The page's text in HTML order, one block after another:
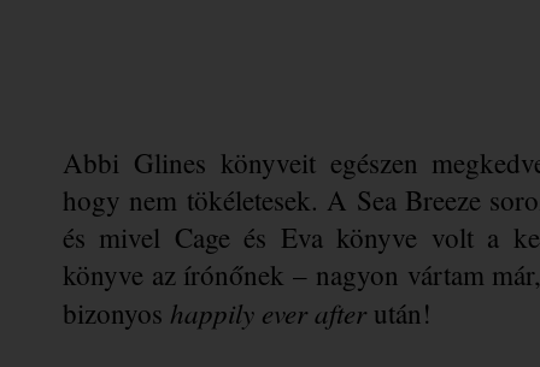
Abbi Glines könyveit egészen
hogy nem tökéletesek. A Sea Breeze
és mivel Cage és Eva könyve volt a
könyve az írónőnek – nagyon vártam
bizonyos happily ever after után!